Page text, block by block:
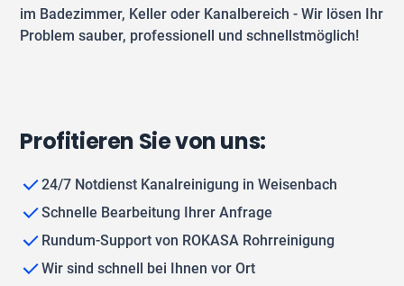
im Badezimmer, Keller oder Kanalbereich - Wir lösen Ihr
Problem sauber, professionell und schnellstmöglich!
Profitieren Sie von uns:
24/7 Notdienst Kanalreinigung in Weisenbach
Schnelle Bearbeitung Ihrer Anfrage
Rundum-Support von ROKASA Rohrreinigung
Wir sind schnell bei Ihnen vor Ort